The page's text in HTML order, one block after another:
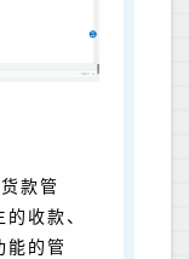
款管
收款、
能的管